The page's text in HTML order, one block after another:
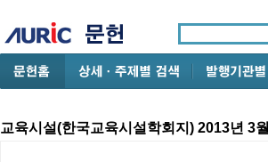
교육시설(한국교육시설학회지) 2013년 3월